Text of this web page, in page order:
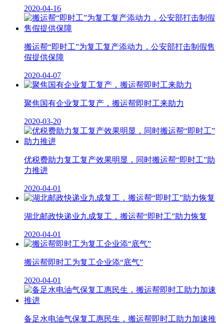
2020-04-16
搬运帮“即时工”为复工复产添动力，公安部打击制假售
假提供保障
2020-04-07
聚焦国有企业复工复产，搬运帮即时工来助力
2020-03-20
优税费助力复工复产效果明显，同时搬运帮“即时工”助
力推进
2020-04-01
湖北邮政快递业九成复工，搬运帮“即时工”助力恢复
2020-04-01
搬运帮即时工为复工企业添“底气”
2020-04-01
备足水电油气保复工惠民生，搬运帮即时工助力加速推